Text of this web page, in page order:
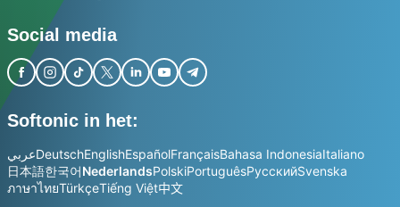
Social media
Softonic in het:
عربيDeutschEnglishEspañolFrançaisBahasa IndonesiaItaliano
日本語한국어NederlandsPolskiPortuguêsРусскийSvenska
ภาษาไทยTürkçeTiếng Việt中文